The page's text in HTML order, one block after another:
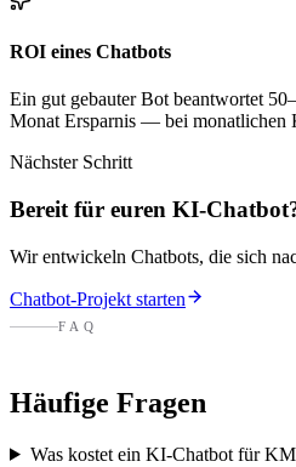
ROI eines Chatbots
Ein gut gebauter Bot beantwortet
Monat Ersparnis — bei monatlichen
Nächster Schritt
Bereit für euren KI-
Wir entwickeln Chatbots, die sich
Chatbot-Projekt starten
FAQ
Häufige Fragen
Was kostet ein KI-Chatbot für